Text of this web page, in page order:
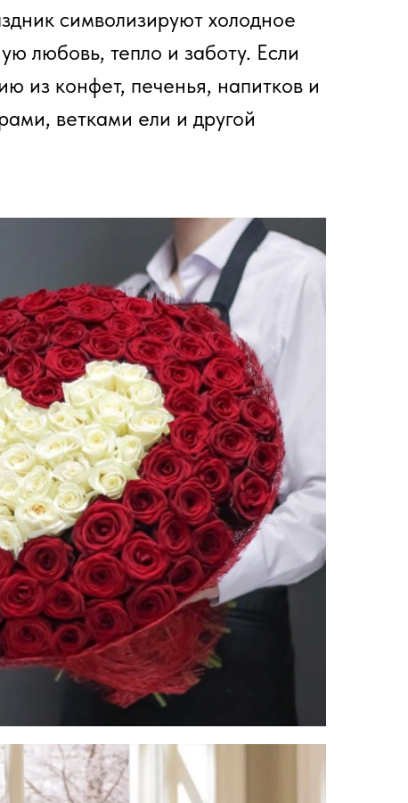
символизируют холодное
любовь, тепло и заботу. Если
из конфет, печенья, напитков и
ветками ели и другой